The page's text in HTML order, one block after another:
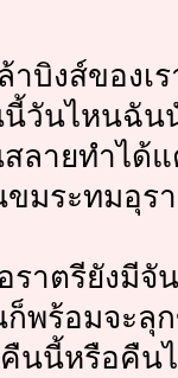
าบิงส์ของเ
วันไหนฉัน
ลายทำได้
มระทมอุรา
ราตรียังมีจั
พร้อมจะลุ
นนี้หรือคืน